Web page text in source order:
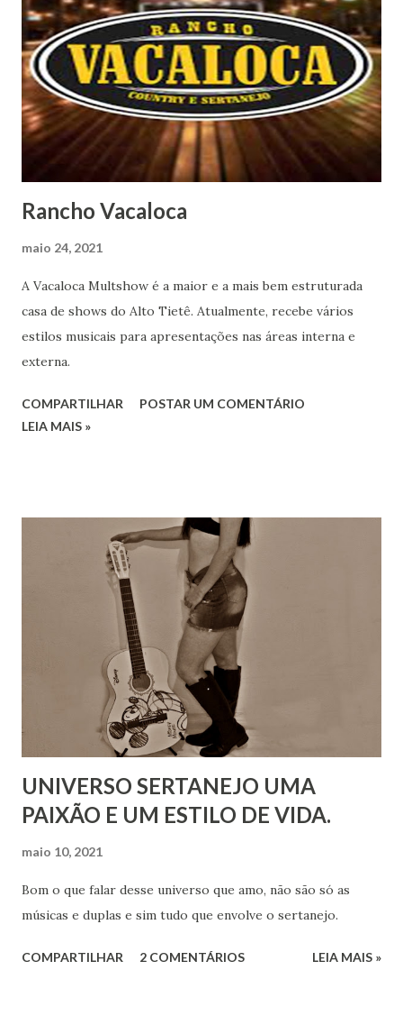
Rancho Vacaloca
maio 24, 2021
A Vacaloca Multshow é a maior e a mais bem estruturada
casa de shows do Alto Tietê. Atualmente, recebe vários
estilos musicais para apresentações nas áreas interna e
externa.
COMPARTILHAR
POSTAR UM COMENTÁRIO
LEIA MAIS »
UNIVERSO SERTANEJO UMA
PAIXÃO E UM ESTILO DE VIDA.
maio 10, 2021
Bom o que falar desse universo que amo, não são só as
músicas e duplas e sim tudo que envolve o sertanejo.
COMPARTILHAR 2 COMENTÁRIOS LEIA MAIS »